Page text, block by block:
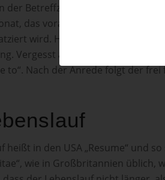
der Betreffzeile auf die
das vorangegangen ist.
wird. Hervorgehoben wird
Vergesst auch nicht am Anfang
to“. Nach der Anrede folgt der
heißt in den USA „Resume“ und
wie in Großbritannien üblich,